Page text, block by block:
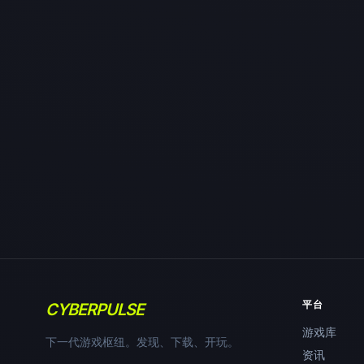
CYBERPULSE
下一代游戏枢纽。发现、下载、开玩。
平台
游戏库
资讯